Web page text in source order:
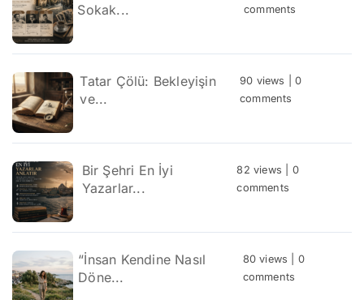
Sokak...
comments
Tatar Çölü: Bekleyişin
ve...
90 views |0
comments
Bir Şehri En İyi
Yazarlar...
82 views
0
comments
“İnsan Kendine Nasıl
Döne...
80 views
0
comments